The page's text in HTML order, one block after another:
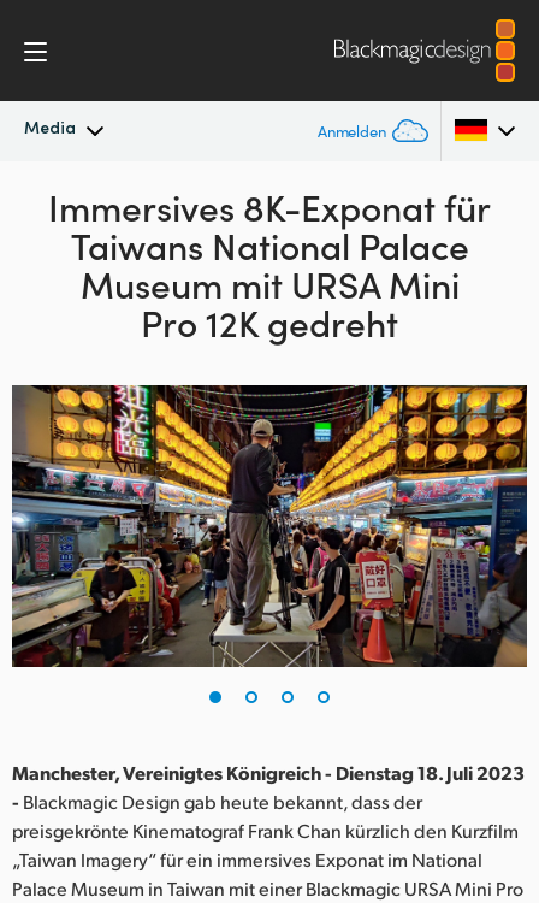
Media Anmelden
Neueste Nachrichten
Nachrichtenarchiv
Australia
Austria
Canada
China
Denmark
Finland
France
Germany
India
Italy
Japan
Immersives 8K-Exponat für
Taiwans National Palace
Museum mit URSA Mini
Pro 12K gedreht
Manchester, Vereinigtes Königreich - Dienstag 18. Juli 2023
- Blackmagic Design gab heute bekannt, dass der
preisgekrönte Kinematograf Frank Chan kürzlich den Kurzfilm
„Taiwan Imagery“ für ein immersives Exponat im National
Palace Museum in Taiwan mit einer Blackmagic URSA Mini Pro